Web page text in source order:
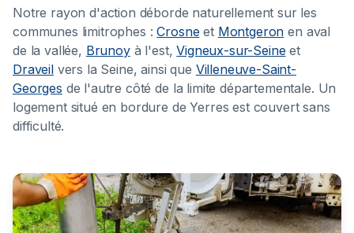
Notre rayon d'action déborde naturellement sur les
communes limitrophes :Crosneet Montgeron en aval
de la vallée, Brunoyà l'est,Vigneux-sur-Seineet
Draveilvers la Seine, ainsi que Villeneuve-Saint-
Georges de l'autre côté de la limite départementale. Un
logement situé en bordure de Yerres est couvert sans
difficulté.